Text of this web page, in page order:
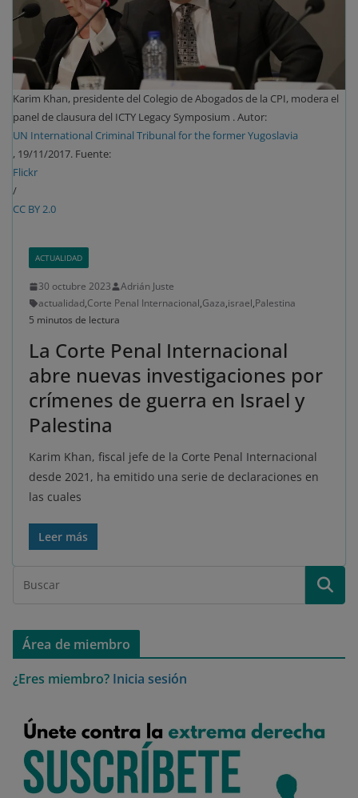
Karim Khan, presidente del Colegio de Abogados de la CPI, modera el
panel de clausura del ICTY Legacy Symposium . Autor:
UN International Criminal Tribunal for the former Yugoslavia
, 19/11/2017. Fuente:
Flickr
/
CC BY 2.0
ACTUALIDAD
30 octubre 2023
Adrián Juste
actualidad,Corte Penal Internacional,Gaza,israel,Palestina
5 minutos de lectura
La Corte Penal Internacional
abre nuevas investigaciones por
crímenes de guerra en Israel y
Palestina
Karim Khan, fiscal jefe de la Corte Penal Internacional
desde 2021, ha emitido una serie de declaraciones en
las cuales
Leer más
Área de miembro
¿Eres miembro? Inicia sesión